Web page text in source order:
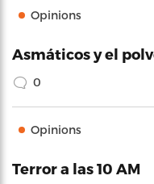
Opinions
Asmáticos y el
0
Opinions
Terror a las 10 AM